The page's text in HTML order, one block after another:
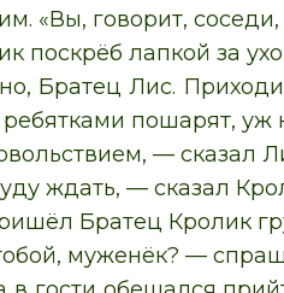
«Вы, говорит,
поскрёб лапкой за
Братец Лис. Приходи
пошарят, уж
— сказал
ждать, — сказал
Братец Кролик
муженёк? —